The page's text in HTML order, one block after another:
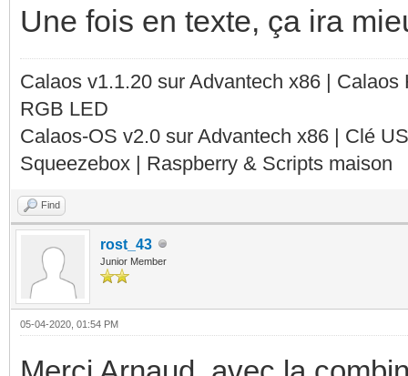
Une fois en texte, ça ira
Calaos v1.1.20 sur Advantech x86 |
RGB LED
Calaos-OS v2.0 sur Advantech x86 | Clé
Squeezebox | Raspberry & Scripts maison
Find
rost_43
Junior Member
05-04-2020, 01:54 PM